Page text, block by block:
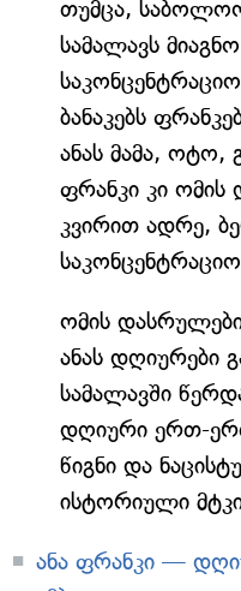
თუმცა,
სამალავს
საკონცენტრაციო
ბანაკებს
ანას მამა, ოტო,
ფრანკი კი ომის
კვირით ადრე,
ომის
ანას დღიურები
სამალავში
დღიური ერთ-
წიგნი და
ისტორიული
ანა ფრანკი —